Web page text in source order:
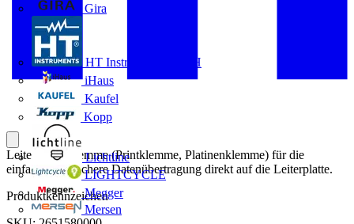
Gira
HT Instruments GmbH
iHaus
Kaufel
Kopp
Lichtline
LIGHTCYCLE
Megger
Mersen
Leiterplattenklemme (Printklemme, Platinenklemme) für die
einfache und sichere Datenübertragung direkt auf die Leiterplatte.
Produktkennzeichen